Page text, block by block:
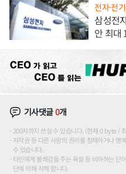
전자·전
삼성전
안 최대
기사댓글0개
200자까지 쓰실 수 있습니다. (현재 0 byte /
저작권 등 다른 사람의 권리를 침해하거나 명
수 있습니다.
타인에게 불쾌감을 주는 욕설 등 비하하는 단
단에 의해 삭제 합니다.